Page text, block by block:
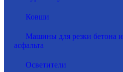
Ковши
Машины для резки бетона и
асфальта
Осветители